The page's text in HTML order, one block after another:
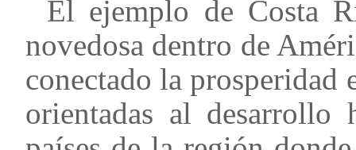
El ejemplo de Costa
novedosa dentro de
conectado la prosperidad
orientadas al desarrollo